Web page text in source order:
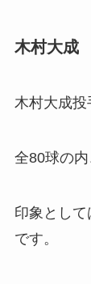
木村大成
木村大成投
全80球の内
印象として
です。